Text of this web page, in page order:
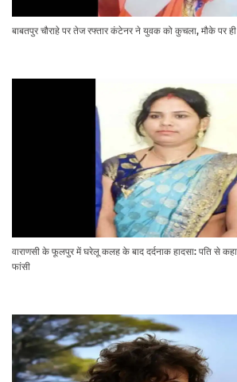
बाबतपुर चौराहे पर तेज रफ्तार कंटेनर ने युवक को कुचला, मौके पर ही
वाराणसी के फूलपुर में घरेलू कलह के बाद दर्दनाक हादसा: पति से
फांसी